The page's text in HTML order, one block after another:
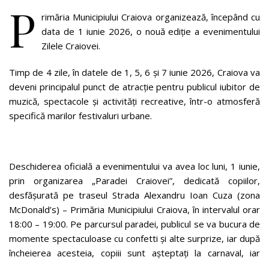
P rimăria Municipiului Craiova organizează, începând cu
data de 1 iunie 2026, o nouă ediție a evenimentului
Zilele Craiovei.
Timp de 4 zile, în datele de 1, 5, 6 și 7 iunie 2026, Craiova va
deveni principalul punct de atracție pentru publicul iubitor de
muzică, spectacole și activități recreative, într-o atmosferă
specifică marilor festivaluri urbane.
Deschiderea oficială a evenimentului va avea loc luni, 1 iunie,
prin organizarea „Paradei Craiovei”, dedicată copiilor,
desfășurată pe traseul Strada Alexandru Ioan Cuza (zona
McDonald’s) – Primăria Municipiului Craiova, în intervalul orar
18:00 – 19:00. Pe parcursul paradei, publicul se va bucura de
momente spectaculoase cu confetti și alte surprize, iar după
încheierea acesteia, copiii sunt așteptați la carnaval, iar